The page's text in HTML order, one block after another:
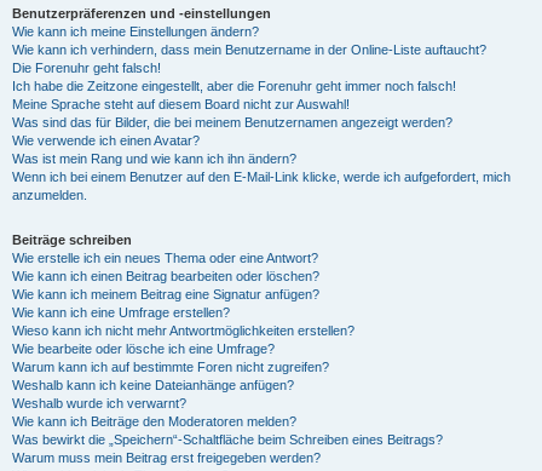
Benutzerpräferenzen und -einstellungen
Wie kann ich meine Einstellungen ändern?
Wie kann ich verhindern, dass mein Benutzername in der Online-Liste auftaucht?
Die Forenuhr geht falsch!
Ich habe die Zeitzone eingestellt, aber die Forenuhr geht immer noch falsch!
Meine Sprache steht auf diesem Board nicht zur Auswahl!
Was sind das für Bilder, die bei meinem Benutzernamen angezeigt werden?
Wie verwende ich einen Avatar?
Was ist mein Rang und wie kann ich ihn ändern?
Wenn ich bei einem Benutzer auf den E-Mail-Link klicke, werde ich aufgefordert, mich
anzumelden.
Beiträge schreiben
Wie erstelle ich ein neues Thema oder eine Antwort?
Wie kann ich einen Beitrag bearbeiten oder löschen?
Wie kann ich meinem Beitrag eine Signatur anfügen?
Wie kann ich eine Umfrage erstellen?
Wieso kann ich nicht mehr Antwortmöglichkeiten erstellen?
Wie bearbeite oder lösche ich eine Umfrage?
Warum kann ich auf bestimmte Foren nicht zugreifen?
Weshalb kann ich keine Dateianhänge anfügen?
Weshalb wurde ich verwarnt?
Wie kann ich Beiträge den Moderatoren melden?
Was bewirkt die „Speichern“-Schaltfläche beim Schreiben eines Beitrags?
Warum muss mein Beitrag erst freigegeben werden?